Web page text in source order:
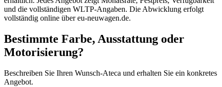
und die vollständigen WLTP-Angaben. Die Abwicklung erfolgt
vollständig online über eu-neuwagen.de.
Bestimmte Farbe, Ausstattung oder
Motorisierung?
Beschreiben Sie Ihren Wunsch-Ateca und erhalten Sie ein konkretes
Angebot.